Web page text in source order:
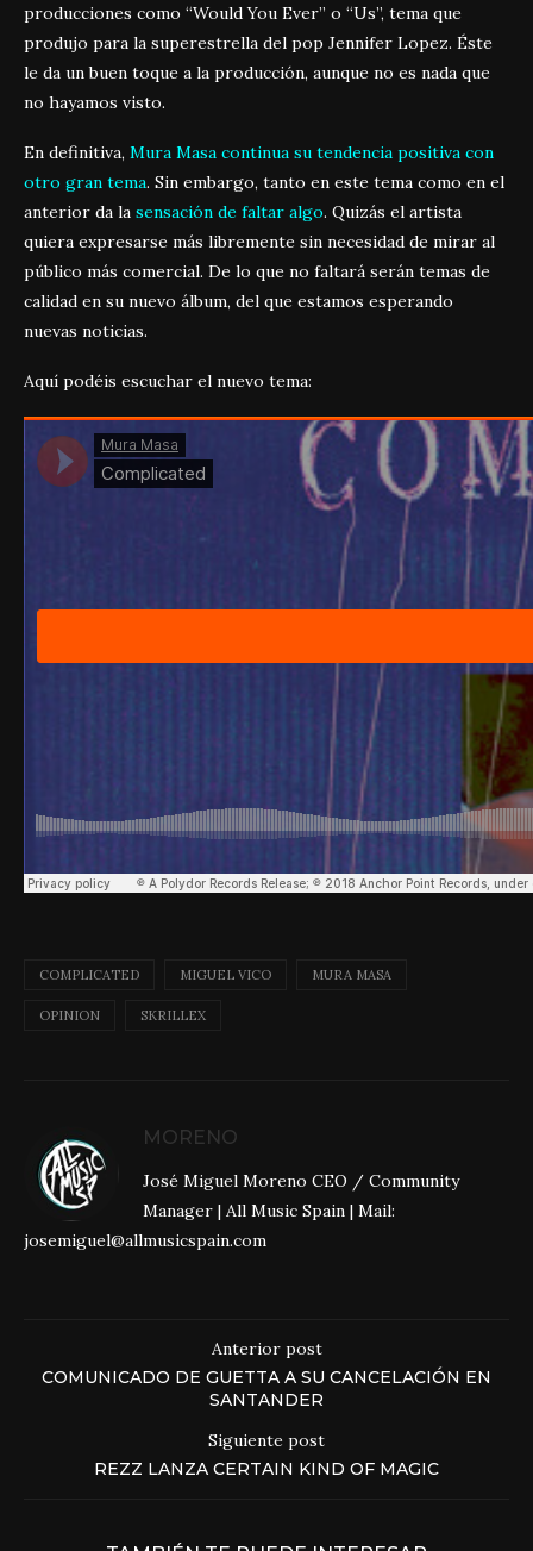
producciones como “Would You Ever” o “Us”, tema que
produjo para la superestrella del pop Jennifer Lopez. Éste
le da un buen toque a la producción, aunque no es nada que
no hayamos visto.
En definitiva, Mura Masa continua su tendencia positiva con
otro gran tema. Sin embargo, tanto en este tema como en el
anterior da la sensación de faltar algo. Quizás el artista
quiera expresarse más libremente sin necesidad de mirar al
público más comercial. De lo que no faltará serán temas de
calidad en su nuevo álbum, del que estamos esperando
nuevas noticias.
Aquí podéis escuchar el nuevo tema:
COMPLICATED MIGUEL VICO MURA MASA
OPINION SKRILLEX
MORENO
José Miguel Moreno CEO / Community
Manager | All Music Spain | Mail:
josemiguel@allmusicspain.com
Anterior post
COMUNICADO DE GUETTA A SU CANCELACIÓN EN
SANTANDER
Siguiente post
REZZ LANZA CERTAIN KIND OF MAGIC